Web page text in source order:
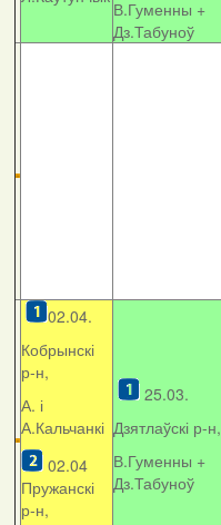
В.Гуменны +
Дз.Табуноў
02.04.
Кобрынскі
р-н,
А. і
А.Кальчанкі
02.04
Пружанскі
р-н,
25.03.
Дзятлаўскі р-н,
В.Гуменны +
Дз.Табуноў